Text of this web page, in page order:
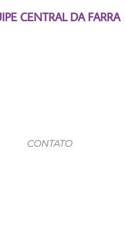
CENTRAL DA FARRA
CONTATO